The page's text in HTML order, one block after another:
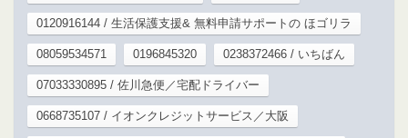
0120916144 / 生活保護支援& 無料申請サポートの ほゴリラ
08059534571 0196845320 0238372466 / いちばん
07033330895 / 佐川急便／宅配ドライバー
0668735107 / イオンクレジットサービス／大阪